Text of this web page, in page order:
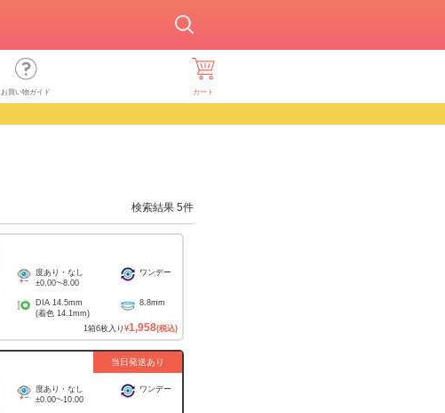
お買い物ガイド カート
検索結果 5件
度あり・なし
±0.00~-8.00
ワンデー
DIA14.5mm
(着色14.1mm)
8.8mm
1箱6枚入り ¥1,958(税込)
当日発送あり
度あり・なし
±0.00~-10.00
ワンデー